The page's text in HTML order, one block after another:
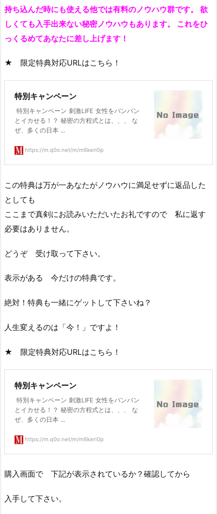
持ち込んだ時にも使える他では有料のノウハウ群です。 欲
しくても入手出来ない秘密ノウハウもあります。 これをひ
っくるめてあなたに差し上げます！
★ 限定特典対応URLはこちら！
特別キャンペーン
特別キャンペーン 刺激LIFE 女性をバンバン
とイカせる！？ 秘密の方程式とは、、、 な
ぜ、多くの日本 ...
https://m.q0o.net/m/m6keri0p
この特典は万が一あなたがノウハウに満足せずに返品した
としても
ここまで真剣にお読みいただいたお礼ですので 私に返す
必要はありません。
どうぞ 受け取って下さい。
表示がある 今だけの特典です。
絶対！特典も一緒にゲットして下さいね？
人生変えるのは「今！」ですよ！
★ 限定特典対応URLはこちら！
特別キャンペーン
特別キャンペーン 刺激LIFE 女性をバンバン
とイカせる！？ 秘密の方程式とは、、、 な
ぜ、多くの日本 ...
https://m.q0o.net/m/m6keri0p
購入画面で 下記が表示されているか？確認してから
入手して下さい。